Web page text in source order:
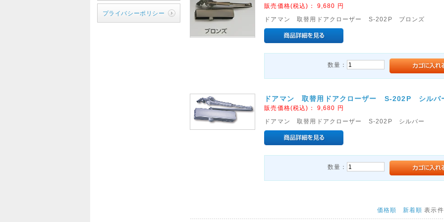
プライバシーポリシー
販売価格(税込)： 9,680 円
ドアマン 取替用ドアクローザー S-202P ブロンズ
数量：
ドアマン 取替用ドアクローザー S-202P シルバ
販売価格(税込)： 9,680 円
ドアマン 取替用ドアクローザー S-202P シルバー
数量：
価格順 新着順 表示